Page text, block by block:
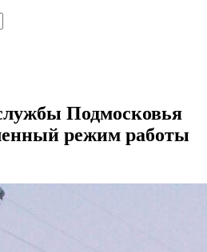
Подмосковья
режим работы